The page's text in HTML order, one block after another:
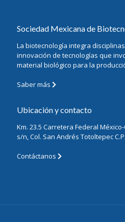
Sociedad Mexicana de
La biotecnología integra
innovación de tecnologías que
material biológico para la
Saber más
Ubicación y contacto
Km. 23.5 Carretera Federal
s/n, Col. San Andrés Totoltepec
Contáctanos